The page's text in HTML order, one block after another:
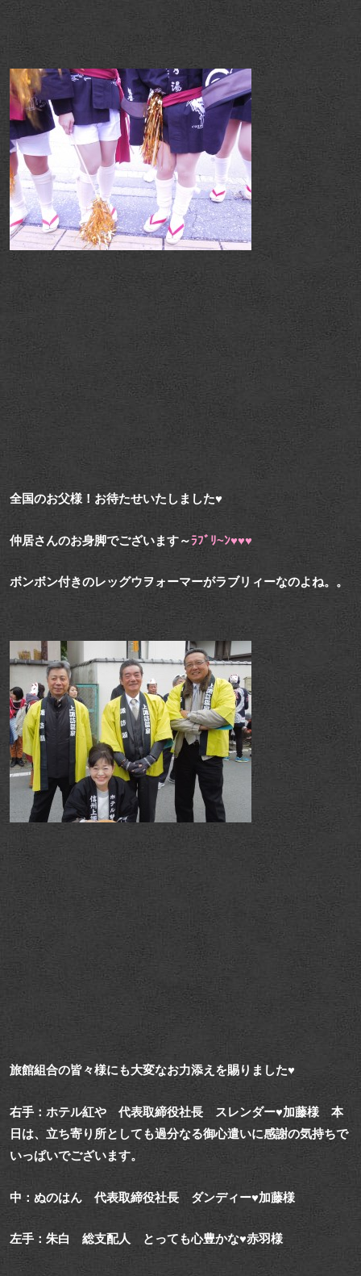
全国のお父様！お待たせいたしました♥
仲居さんのお身脚でございます～ﾗﾌﾞﾘ~ﾝ♥♥♥
ボンボン付きのレッグウヲォーマーがラブリィーなのよね。。
旅館組合の皆々様にも大変なお力添えを賜りました♥
右手：ホテル紅や 代表取締役社長 スレンダー♥加藤様 本
日は、立ち寄り所としても過分なる御心遣いに感謝の気持ちで
いっぱいでございます。
中：ぬのはん 代表取締役社長 ダンディー♥加藤様
左手：朱白 総支配人 とっても心豊かな♥赤羽様